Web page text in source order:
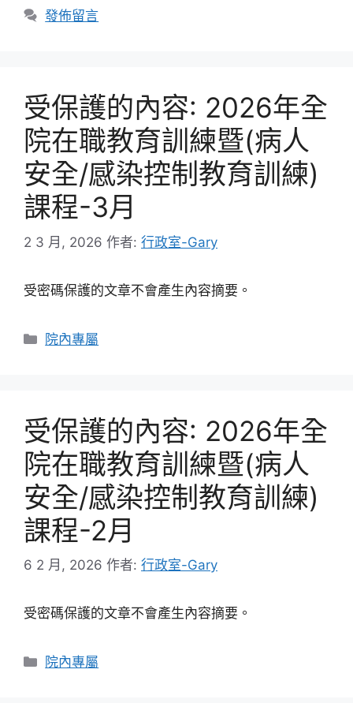
類
發佈留言
受保護的內容: 2026年全
院在職教育訓練暨(病人
安全/感染控制教育訓練)
課程-3月
2 3 月, 2026 作者: 行政室-Gary
受密碼保護的文章不會產生內容摘要。
分
院內專屬
受保護的內容: 2026年全
院在職教育訓練暨(病人
安全/感染控制教育訓練)
課程-2月
6 2 月, 2026 作者: 行政室-Gary
受密碼保護的文章不會產生內容摘要。
分
院內專屬